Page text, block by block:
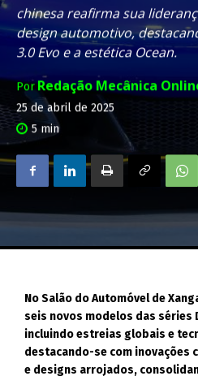
chinesa reafirma sua
design automotivo,
3.0 Evo e a estética Ocean.
PorRedação Mecânica
25 de abril de 2025
5 min
No Salão do Automóvel de
seis novos modelos das séries
incluindo estreias globais e
destacando-se com inovações
e designs arrojados,